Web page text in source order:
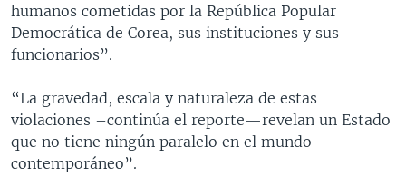
humanos cometidas por la República Popular
Democrática de Corea, sus instituciones y sus
funcionarios”.
“La gravedad, escala y naturaleza de estas
violaciones –continúa el reporte—revelan un Estado
que no tiene ningún paralelo en el mundo
contemporáneo”.